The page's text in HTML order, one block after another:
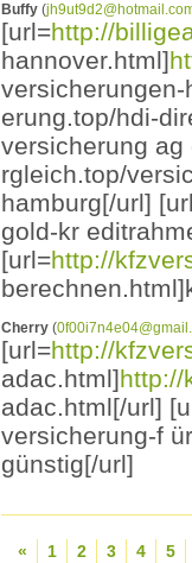
Buffy (
[url=http://
hannover.html]
erung.top/hdi-
versicherung
rgleich.top/
hamburg[/url]
gold-kr
[url=http://
Cherry (
[url=http://
adac.html]http://
adac.html[/url]
versicherung-f
günstig[/url]
« 1 2 3 4 5